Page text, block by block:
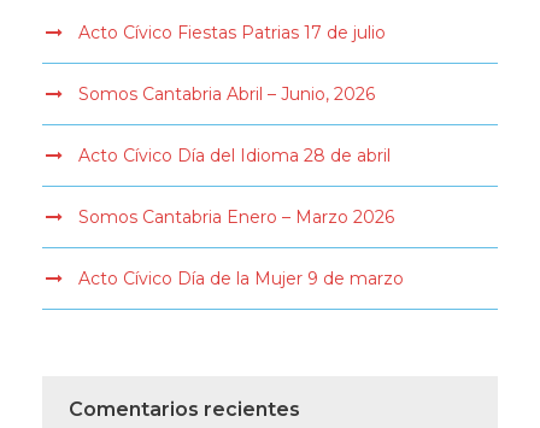
Acto Cívico Fiestas Patrias 17 de julio
Somos Cantabria Abril – Junio, 2026
Acto Cívico Día del Idioma 28 de abril
Somos Cantabria Enero – Marzo 2026
Acto Cívico Día de la Mujer 9 de marzo
Comentarios recientes